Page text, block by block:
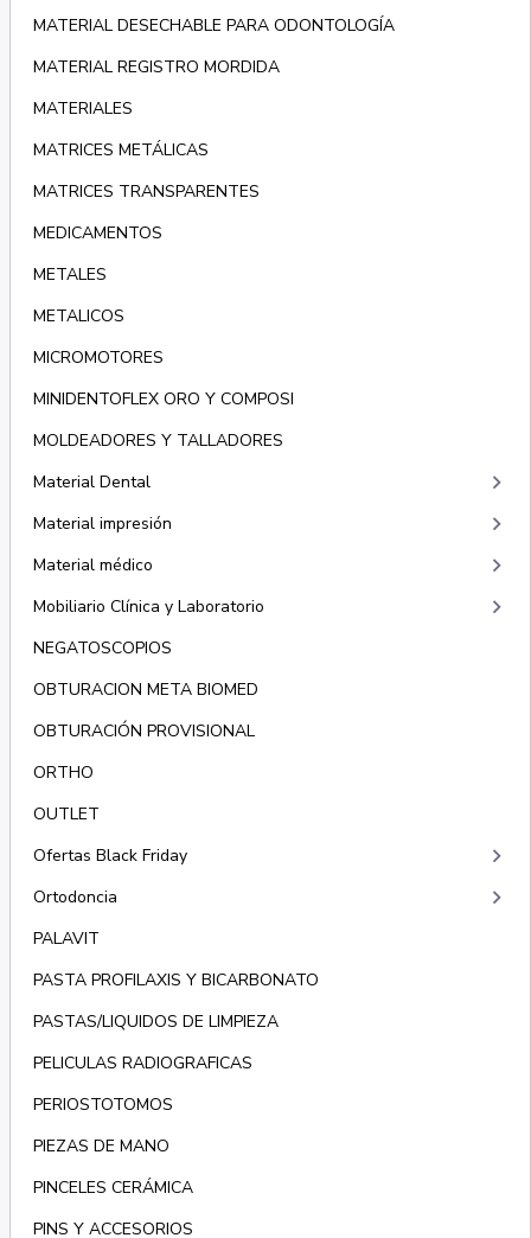
MATERIAL DESECHABLE PARA ODONTOLOGÍA
MATERIAL REGISTRO MORDIDA
MATERIALES
MATRICES METÁLICAS
MATRICES TRANSPARENTES
MEDICAMENTOS
METALES
METALICOS
MICROMOTORES
MINIDENTOFLEX ORO Y COMPOSI
MOLDEADORES Y TALLADORES
Material Dental
keyboard_arrow_right
Material impresión keyboard_arrow_right
Material médico keyboard_arrow_right
Mobiliario Clínica y Laboratorio keyboard_arrow_right
NEGATOSCOPIOS
OBTURACION META BIOMED
OBTURACIÓN PROVISIONAL
ORTHO
OUTLET
Ofertas Black Friday
keyboard_arrow_right
Ortodoncia keyboard_arrow_right
PALAVIT
PASTA PROFILAXIS Y BICARBONATO
PASTAS/LIQUIDOS DE LIMPIEZA
PELICULAS RADIOGRAFICAS
PERIOSTOTOMOS
PIEZAS DE MANO
PINCELES CERÁMICA
PINS Y ACCESORIOS